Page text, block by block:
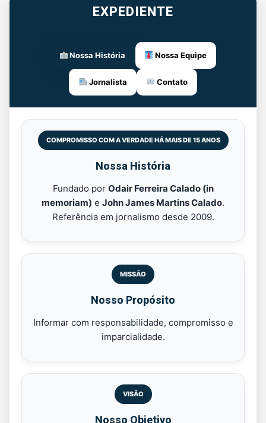
EXPEDIENTE
Nossa História Nossa Equipe
Jornalista Contato
COMPROMISSO COM A VERDADE HÁ MAIS DE 15 ANOS
Nossa História
Fundado por Odair Ferreira Calado (in
memoriam) e John James Martins Calado.
Referência em jornalismo desde 2009.
MISSÃO
Nosso Propósito
Informar com responsabilidade, compromisso e
imparcialidade.
VISÃO
Nosso Objetivo